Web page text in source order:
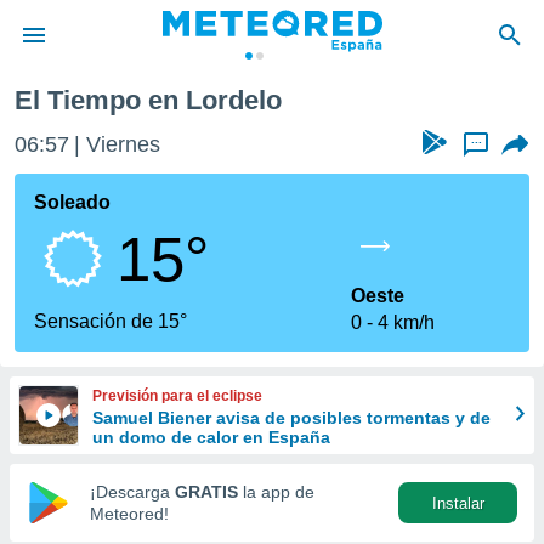
de
por
que se
calidad.
a este
las
y
forma
digital
basada
El Tiempo en Lordelo
06:57 Viernes ...
Soleado
15°
Sensación de 15°
Oeste
0
4 km/h
Previsión para el eclipse
Samuel Biener avisa de posibles tormentas y de
un domo de calor en España
¡Descarga GRATIS la app de
Meteored!
Instalar